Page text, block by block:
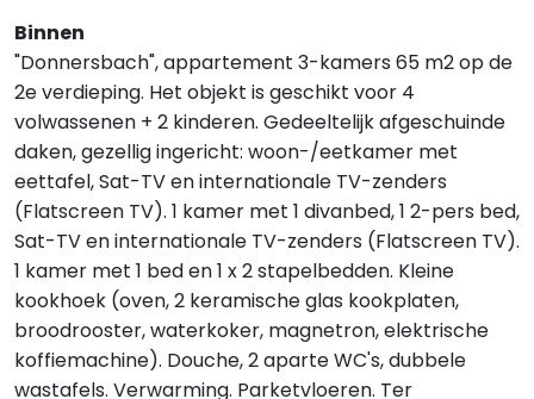
Binnen
"Donnersbach", appartement 3-kamers 65 m2 op de
2e verdieping. Het objekt is geschikt voor 4
volwassenen + 2 kinderen. Gedeeltelijk afgeschuinde
daken, gezellig ingericht: woon-/eetkamer met
eettafel, Sat-TV en internationale TV-zenders
(Flatscreen TV). 1 kamer met 1 divanbed, 1 2-pers bed,
Sat-TV en internationale TV-zenders (Flatscreen TV).
1 kamer met 1 bed en 1 x 2 stapelbedden. Kleine
kookhoek (oven, 2 keramische glas kookplaten,
broodrooster, waterkoker, magnetron, elektrische
koffiemachine). Douche, 2 aparte WC's, dubbele
wastafels. Verwarming. Parketvloeren. Ter